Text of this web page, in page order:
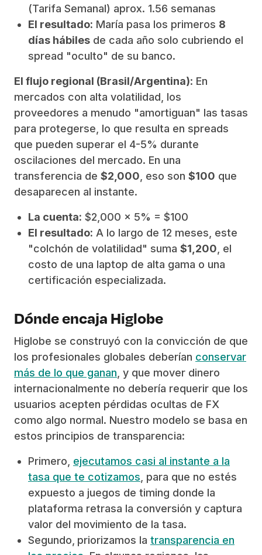
(Tarifa Semanal) aprox. 1.56 semanas
El resultado: María pasa los primeros 8
días hábiles de cada año solo cubriendo el
spread "oculto" de su banco.
El flujo regional (Brasil/Argentina): En
mercados con alta volatilidad, los
proveedores a menudo "amortiguan" las tasas
para protegerse, lo que resulta en spreads
que pueden superar el 4-5% durante
oscilaciones del mercado. En una
transferencia de $2,000, eso son $100 que
desaparecen al instante.
La cuenta: $2,000 x 5% = $100
El resultado: A lo largo de 12 meses, este
"colchón de volatilidad" suma $1,200, el
costo de una laptop de alta gama o una
certificación especializada.
Dónde encaja Higlobe
Higlobe se construyó con la convicción de que
los profesionales globales deberían conservar
más de lo que ganan, y que mover dinero
internacionalmente no debería requerir que los
usuarios acepten pérdidas ocultas de FX
como algo normal. Nuestro modelo se basa en
estos principios de transparencia:
Primero, ejecutamos casi al instante a la
tasa que te cotizamos, para que no estés
expuesto a juegos de timing donde la
plataforma retrasa la conversión y captura
valor del movimiento de la tasa.
Segundo, priorizamos la transparencia en